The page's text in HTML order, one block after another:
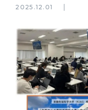
管路防災研究所
企業情報 Company
製品＆サービス
2025.12.01